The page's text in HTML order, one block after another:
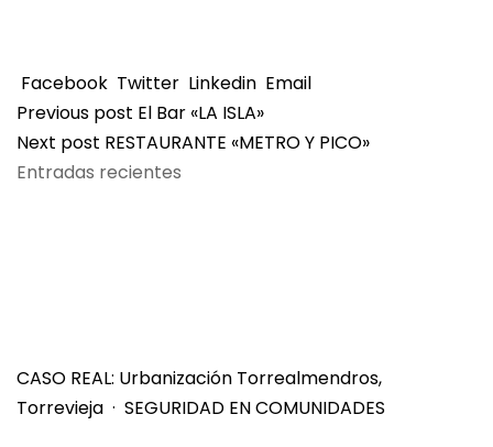
Facebook Twitter Linkedin Email
Previous post El Bar «LA ISLA»
Next post RESTAURANTE «METRO Y PICO»
Entradas recientes
CASO REAL: Urbanización Torrealmendros,
Torrevieja · SEGURIDAD EN COMUNIDADES